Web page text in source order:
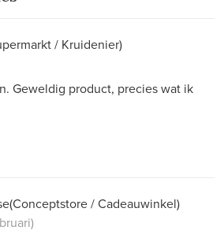
/ Kruidenier)
Geweldig product, precies wat ik
(Conceptstore / Cadeauwinkel)